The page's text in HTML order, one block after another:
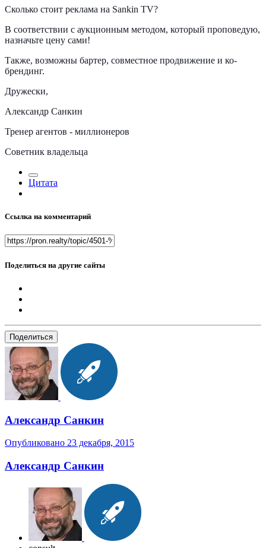
Сколько стоит реклама на Sankin TV?
В соответствии с аукционным методом, который проповедую,
назначьте цену сами!
Также, возможны бартер, совместное продвижение и ко-
брендинг.
Дружески,
Александр Санкин
Тренер агентов - миллионеров
Советник владельца
Цитата
Ссылка на комментарий
Поделиться на другие сайты
Поделиться
Александр Санкин
Опубликовано 23 декабря, 2015
Александр Санкин